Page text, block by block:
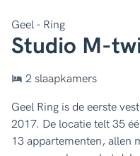
Geel - Ring
Studio M-
2 slaapkamers
Geel Ring is de eerste
2017. De locatie telt 35
13 appartementen, allen